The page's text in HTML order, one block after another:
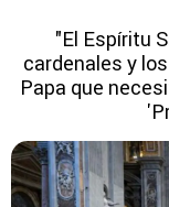
"El Espíritu
cardenales y
Papa que